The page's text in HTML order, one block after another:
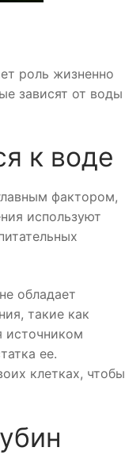
роль жизненно
зависят от воды
к воде
фактором,
используют
обладает
такие как
источником
ее.
клетках, чтобы